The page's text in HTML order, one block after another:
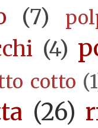
(7)
(4)
cotto
(26)